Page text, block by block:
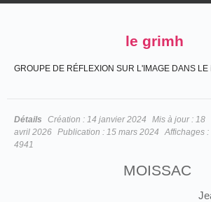
le grimh
GROUPE DE RÉFLEXION SUR L'IMAGE DANS
Détails Création : 14 janvier 2024 Mis à jour : 18
avril 2026 Publication : 15 mars 2024
Affichages :
4941
MOISSAC